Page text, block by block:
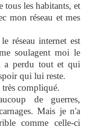
tous les habitants, et
mon réseau et mes
réseau internet est
soulagent moi le
a perdu tout et qui
qui lui reste.
compliqué.
de guerres,
Mais je n'a
comme celle-ci